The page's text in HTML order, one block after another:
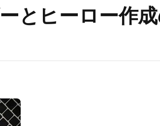
とヒーロー作